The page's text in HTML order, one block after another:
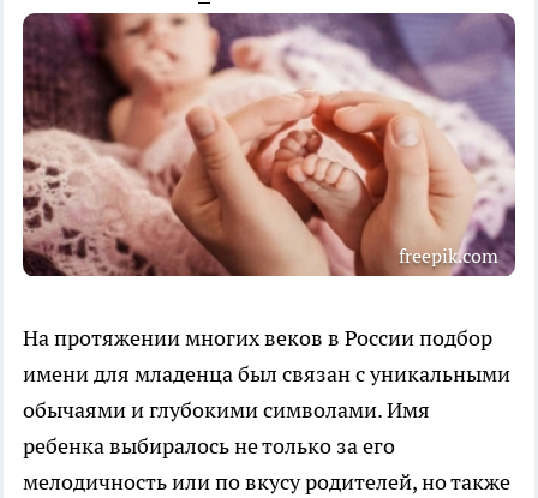
freepik.com
На протяжении многих веков в России подбор
имени для младенца был связан с уникальными
обычаями и глубокими символами. Имя
ребенка выбиралось не только за его
мелодичность или по вкусу родителей, но также